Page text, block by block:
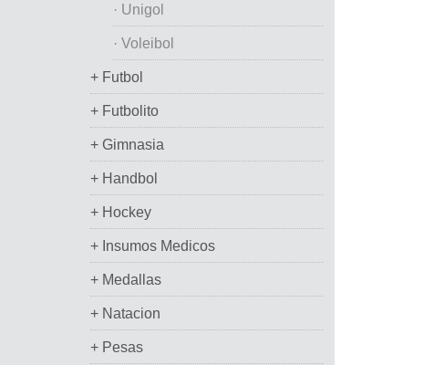
· Unigol
· Voleibol
+ Futbol
+ Futbolito
+ Gimnasia
+ Handbol
+ Hockey
+ Insumos Medicos
+ Medallas
+ Natacion
+ Pesas